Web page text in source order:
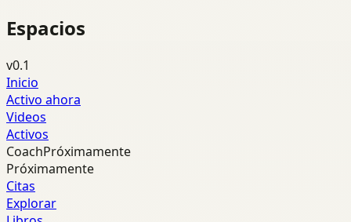
Espacios
v0.1
Inicio
Activo ahora
Videos
Activos
CoachPróximamente
Próximamente
Citas
Explorar